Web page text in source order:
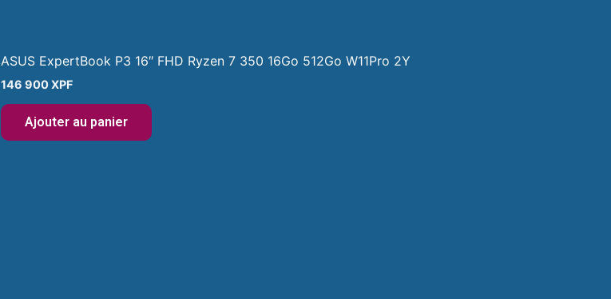
ASUS ExpertBook P3 16″ FHD Ryzen 7 350 16Go 512Go W11Pro 2Y
146 900XPF
Ajouter au panier